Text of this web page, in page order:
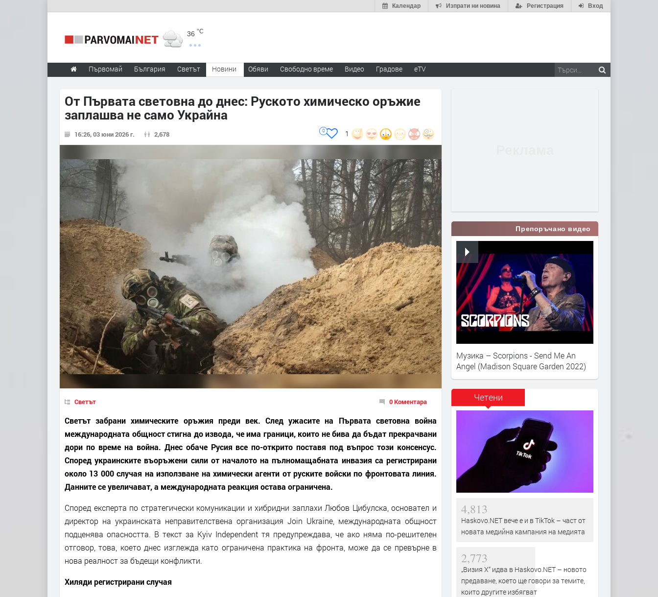
Вход
Регистрация
Изпрати ни новина
Календар
36 °C
Първомай България Светът Новини Обяви Свободно време Видео Градове eTV
От Първата световна до днес: Руското химическо оръжие
заплашва не само Украйна
16:26, 03 юни 2026 г. 2,678 1
0
Светът 0 Коментара
Светът забрани химическите оръжия преди век. След ужасите на Първата световна война
международната общност стигна до извода, че има граници, които не бива да бъдат прекрачвани
дори по време на война. Днес обаче Русия все по-открито поставя под въпрос този консенсус.
Според украинските въоръжени сили от началото на пълномащабната инвазия са регистрирани
около 13 000 случая на използване на химически агенти от руските войски по фронтовата линия.
Данните се увеличават, а международната реакция остава ограничена.
Според експерта по стратегически комуникации и хибридни заплахи Любов Цибулска, основател и
директор на украинската неправителствена организация Join Ukraine, международната общност
подценява опасността. В текст за Kyiv Independent тя предупреждава, че ако няма по-решителен
отговор, това, което днес изглежда като ограничена практика на фронта, може да се превърне в
нова реалност за бъдещи конфликти.
Хиляди регистрирани случая
Препоръчано видео
Музика – Scorpions - Send Me An
Angel (Madison Square Garden 2022)
Четени
4,813
Haskovo.NET вече е и в TikTok – част от
новата медийна кампания на медията
2,773
„Визия Х“ идва в Haskovo.NET – новото
предаване, което ще говори за темите,
които другите избягват